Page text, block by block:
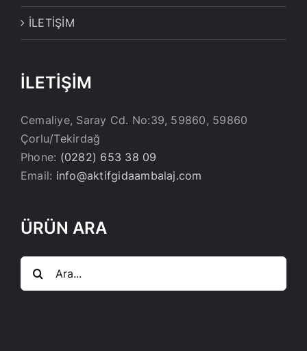
İLETİŞİM
İLETİŞİM
Cemaliye, Saray Cd. No:39, 59860, 59860
Çorlu/Tekirdağ
Phone: (0282) 653 38 09
Email: info@aktifgidaambalaj.com
ÜRÜN ARA
Ara: